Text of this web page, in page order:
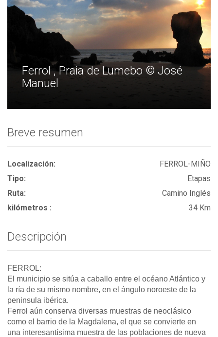
Ferrol , Praia de Lumebo © José
Manuel
Breve resumen
Localización:
FERROL-MIÑO
Tipo:
Etapas
Ruta:
Camino Inglés
kilómetros :
34 Km
Descripción
FERROL:
El municipio se sitúa a caballo entre el océano Atlántico y
la ría de su mismo nombre, en el ángulo noroeste de la
peninsula ibérica.
Ferrol aún conserva diversas muestras de neoclásico
como el barrio de la Magdalena, el que se convierte en
una interesantísima muestra de las poblaciones de nueva